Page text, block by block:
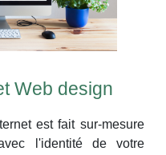
Web design
est fait sur-mesure
l'identité de votre